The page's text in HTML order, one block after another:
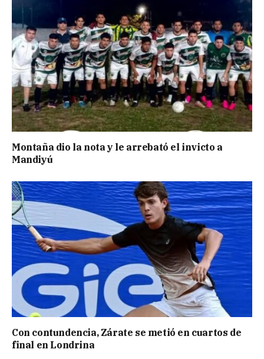
Montaña dio la nota y le arrebató el invicto a
Mandiyú
Con contundencia, Zárate se metió en cuartos de
final en Londrina